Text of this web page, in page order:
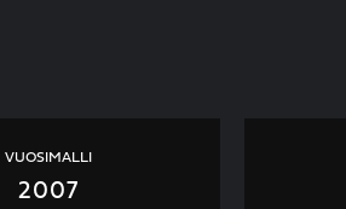
VUOSIMALLI
2007